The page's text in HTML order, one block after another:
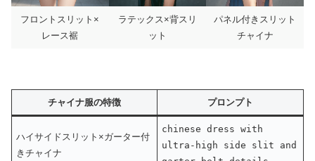
フロントスリット×
レース裾
ラテックス×背スリ
ット
パネル付きスリット
チャイナ
チャイナ服の特徴 プロンプト
ハイサイドスリット×ガーター付
きチャイナ
chinese dress with
ultra-high side slit and